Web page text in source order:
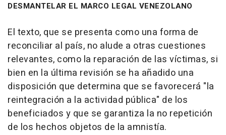
DESMANTELAR EL MARCO LEGAL VENEZOLANO
El texto, que se presenta como una forma de
reconciliar al país, no alude a otras cuestiones
relevantes, como la reparación de las víctimas, si
bien en la última revisión se ha añadido una
disposición que determina que se favorecerá "la
reintegración a la actividad pública" de los
beneficiados y que se garantiza la no repetición
de los hechos objetos de la amnistía.